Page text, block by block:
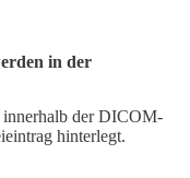
in der
innerhalb der DICOM-
hinterlegt.